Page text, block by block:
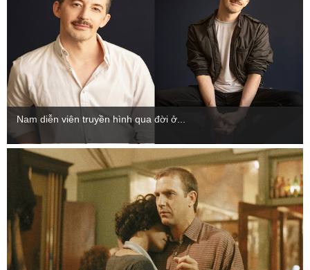
Nam diễn viên truyền hình qua đời ở...